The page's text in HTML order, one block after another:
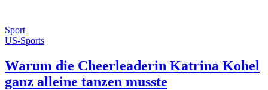
Sport
US-Sports
Warum die Cheerleaderin Katrina Kohel
ganz alleine tanzen musste